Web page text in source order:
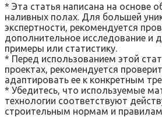
* Эта статья написана на основе
наливных полах. Для большей
экспертности, рекомендуется
дополнительное исследование и
примеры или статистику.
* Перед использованием этой
проектах, рекомендуется
адаптировать ее к конкретным
* Убедитесь, что используемые
технологии соответствуют
строительным нормам и правилам.